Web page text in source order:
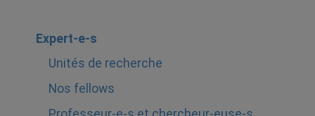
Expert-e-s
Unités de recherche
Nos fellows